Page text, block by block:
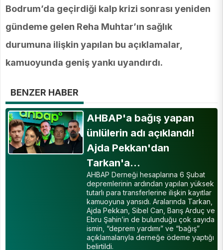
Bodrum’da geçirdiği kalp krizi sonrası yeniden
gündeme gelen Reha Muhtar’ın sağlık
durumuna ilişkin yapılan bu açıklamalar,
kamuoyunda geniş yankı uyandırdı.
BENZER HABER
AHBAP'a bağış yapan
ünlülerin adı açıklandı!
Ajda Pekkan'dan
Tarkan'a...
AHBAP Derneği hesaplarına 6 Şubat
depremlerinin ardından yapılan yüksek
tutarlı para transferlerine ilişkin kayıtlar
kamuoyuna yansıdı. Aralarında Tarkan,
Ajda Pekkan, Sibel Can, Barış Arduç ve
Ebru Şahin’in de bulunduğu çok sayıda
ismin, “deprem yardımı” ve “bağış”
açıklamalarıyla derneğe ödeme yaptığı
belirtildi.